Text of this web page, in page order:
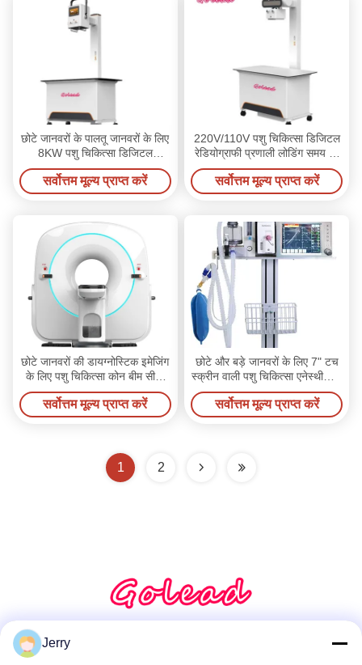
छोटे जानवरों के पालतू जानवरों के लिए
8KW पशु चिकित्सा डिजिटल
रेडियोग्राफी प्रणाली
सर्वोत्तम मूल्य प्राप्त करें
220V/110V पशु चिकित्सा डिजिटल
रेडियोग्राफी प्रणाली लोडिंग समय 1-
10000ms के साथ
सर्वोत्तम मूल्य प्राप्त करें
छोटे जानवरों की डायग्नोस्टिक इमेजिंग
के लिए पशु चिकित्सा कोन बीम सीटी
स्कैनर
सर्वोत्तम मूल्य प्राप्त करें
छोटे और बड़े जानवरों के लिए 7" टच
स्क्रीन वाली पशु चिकित्सा एनेस्थीसिया
मशीन
सर्वोत्तम मूल्य प्राप्त करें
1 2
Jerry